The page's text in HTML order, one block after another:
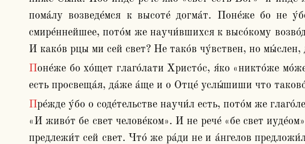
пома́лу возведе́мся к высоте́ догма́т. Поне́же бо не
смире́ннейшее, пото́м же научи́вшихся к высо́кому
И како́в рцы ми сей свет? Не тако́в чу́вствен, но
Поне́же бо хо́щет глаго́лати Христо́с, я́ко «никто́же мо́жет приити́ ко Мне, а́ще не Оте́ц привлече́т его́» , сего́ ра́ди предвари́в зде евангели́ст рече́, я́ко Той
есть просвеща́я, да́же а́ще и о Отце́ услы́шиши что
Пре́жде у́бо о соде́тельстве научи́л есть, пото́м же глаго́лет и я́же в ду́ши блага́я я́же подаде́ нам, прише́д, и еди́ным глаго́лом назна́мена сия́ евангели́ст, рек:
«И живо́т бе свет челове́ком». И не рече́ «бе свет
предлежи́т сей свет. Что́ же ра́ди не и а́нгелов